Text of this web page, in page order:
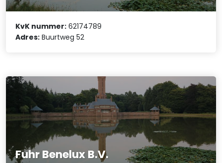
KvK nummer: 62174789
Adres: Buurtweg 52
Fuhr Benelux B.V.